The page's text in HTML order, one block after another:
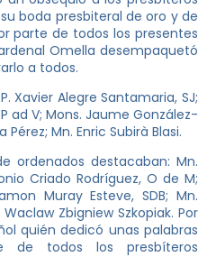
boda presbiteral de oro y de
parte de todos los presentes
Omella desempaquetó
a todos.
Xavier Alegre Santamaria, SJ;
ad V; Mons. Jaume González-
Mn. Enric Subirà Blasi.
ordenados destacaban: Mn.
Criado Rodríguez, O de M;
Muray Esteve, SDB; Mn.
Zbigniew Szkopiak. Por
quién dedicó unas palabras
de todos los presbíteros